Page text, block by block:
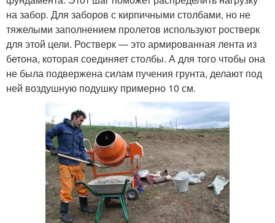
на забор. Для заборов с кирпичными столбами, но не
тяжелыми заполнением пролетов используют ростверк
для этой цели. Ростверк — это армированная лента из
бетона, которая соединяет столбы. А для того чтобы она
не была подвержена силам пучения грунта, делают под
ней воздушную подушку примерно 10 см.